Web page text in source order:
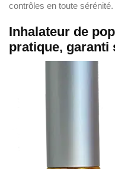
contrôles en toute sérénité.
Inhalateur de
pratique, garanti